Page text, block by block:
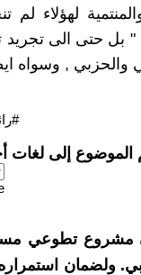
والمنتمية
" بل حتى الى تجريد
والحزبي , وسواه
الموضوع إلى لغات
مشروع تطوعي
ولضمان